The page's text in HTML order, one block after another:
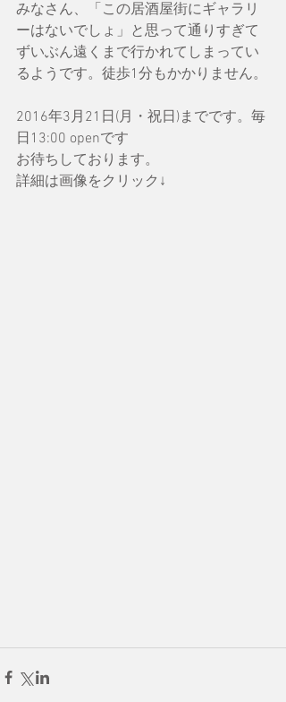
みなさん、「この居酒屋街にギャラリ
ーはないでしょ」と思って通りすぎて
ずいぶん遠くまで行かれてしまってい
るようです。徒歩1分もかかりません。
2016年3月21日(月・祝日)までです。毎
日13:00 openです
お待ちしております。
詳細は画像をクリック↓